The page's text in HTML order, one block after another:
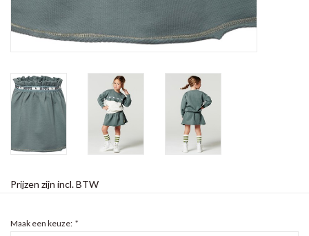
Prijzen zijn incl. BTW
Maak een keuze: *